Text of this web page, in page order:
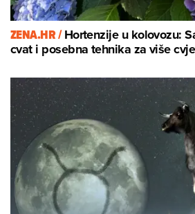
ZENA.HR /Hortenzije u kolovozu:
cvat i posebna tehnika za više